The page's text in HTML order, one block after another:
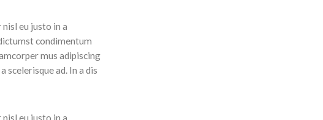
eu justo in a
condimentum
mus adipiscing
ad. In a dis
eu justo in a